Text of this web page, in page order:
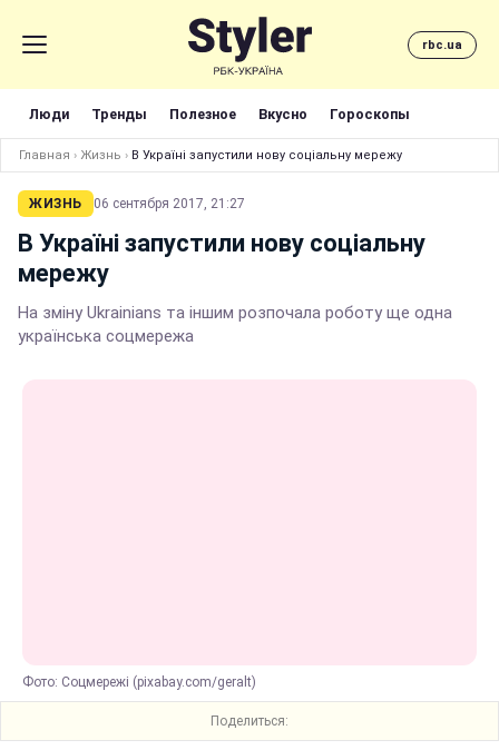
rbc.ua
Люди Тренды Полезное Вкусно Гороскопы
Главная › Жизнь › В Україні запустили нову соціальну мережу
ЖИЗНЬ 06 сентября 2017, 21:27
В Україні запустили нову соціальну
мережу
На зміну Ukrainians та іншим розпочала роботу ще одна
українська соцмережа
Фото: Соцмережі (pixabay.com/geralt)
Поделиться: